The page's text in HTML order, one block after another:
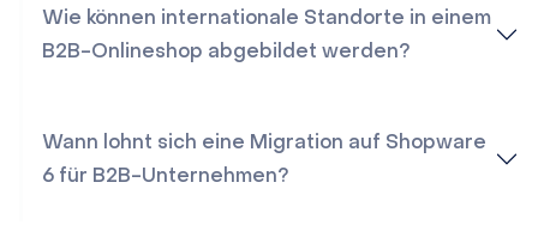
Wie können internationale Standorte in einem
B2B-Onlineshop abgebildet werden?
Wann lohnt sich eine Migration auf Shopware
6 für B2B-Unternehmen?